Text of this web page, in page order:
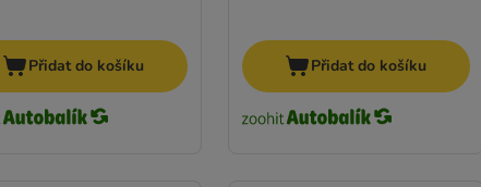
Přidat do košíku Přidat do košíku